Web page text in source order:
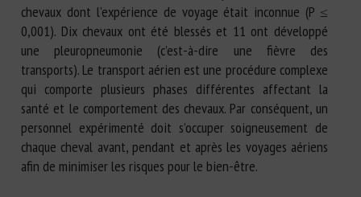
chevaux dont l’expérience de voyage était inconnue (P ≤
0,001). Dix chevaux ont été blessés et 11 ont développé
une pleuropneumonie (c’est-à-dire une fièvre des
transports). Le transport aérien est une procédure complexe
qui comporte plusieurs phases différentes affectant la
santé et le comportement des chevaux. Par conséquent, un
personnel expérimenté doit s’occuper soigneusement de
chaque cheval avant, pendant et après les voyages aériens
afin de minimiser les risques pour le bien-être.